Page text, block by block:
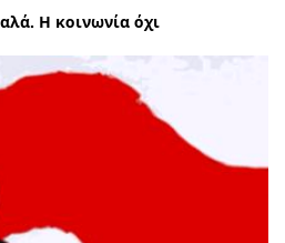
Η κοινωνία όχι